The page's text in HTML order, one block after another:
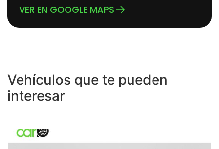
VER EN GOOGLE MAPS
Vehículos que te pueden
interesar